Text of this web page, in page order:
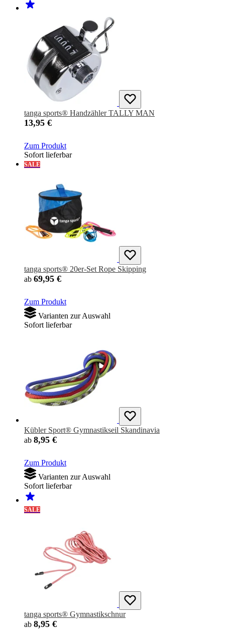
tanga sports® Handzähler TALLY MAN
13,95 €
Zum Produkt
Sofort lieferbar
SALE
tanga sports® 20er-Set Rope Skipping
ab 69,95 €
Zum Produkt
Varianten zur Auswahl
Sofort lieferbar
Kübler Sport® Gymnastikseil Skandinavia
ab 8,95 €
Zum Produkt
Varianten zur Auswahl
Sofort lieferbar
SALE
tanga sports® Gymnastikschnur
ab 8,95 €